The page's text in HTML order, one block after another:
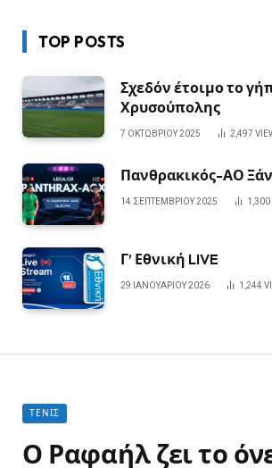
TOP POSTS
Σχεδόν έτοιμο το
Χρυσούπολης
7 ΟΚΤΩΒΡΊΟΥ 2025 2,497
Πανθρακικός-ΑΟ
14 ΣΕΠΤΕΜΒΡΊΟΥ 2025 1,300
Γ’ Εθνική LIVE
29 ΙΑΝΟΥΑΡΊΟΥ 2026 1,244
ΤΈΝΙΣ
Ο Ραφαήλ ζει το